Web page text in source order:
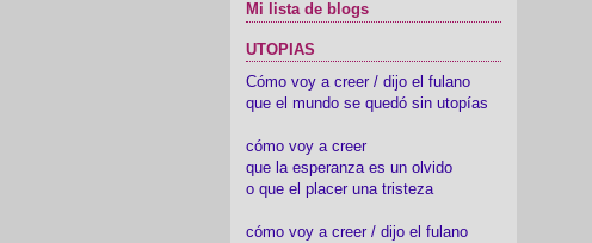
Mi lista de blogs
UTOPIAS
Cómo voy a creer / dijo el fulano
que el mundo se quedó sin utopías
cómo voy a creer
que la esperanza es un olvido
o que el placer una tristeza
cómo voy a creer / dijo el fulano